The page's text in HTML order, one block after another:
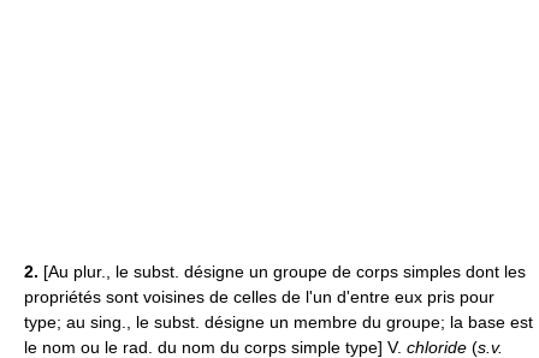
2. [Au plur., le subst. désigne un groupe de corps simples dont les
propriétés sont voisines de celles de l'un d'entre eux pris pour
type; au sing., le subst. désigne un membre du groupe; la base est
le nom ou le rad. du nom du corps simple type] V. chloride (s.v.